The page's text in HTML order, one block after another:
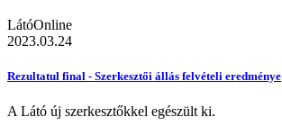
LátóOnline
2023.03.24
Rezultatul final - Szerkesztői állás felvételi eredménye
A Látó új szerkesztőkkel egészült ki.